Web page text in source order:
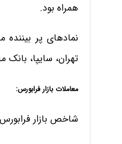
همراه بود.
نمادهای پر
تهران، سایپا، بانک
معاملات بازار فرابورس:
شاخص بازار فرا‌بورس با رشد بیش از 5